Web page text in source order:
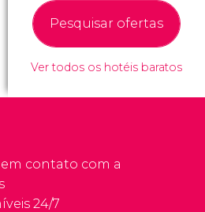
Pesquisar ofertas
Ver todos os hotéis baratos
contato com a
24/7